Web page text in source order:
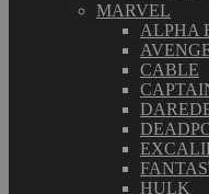
MARVEL
ALPHA
CABLE
HULK